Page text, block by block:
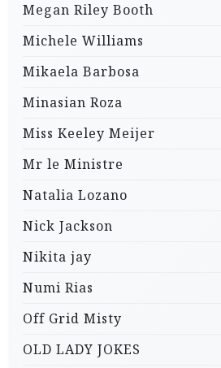
Megan Riley Booth
Michele Williams
Mikaela Barbosa
Minasian Roza
Miss Keeley Meijer
Mr le Ministre
Natalia Lozano
Nick Jackson
Nikita jay
Numi Rias
Off Grid Misty
OLD LADY JOKES